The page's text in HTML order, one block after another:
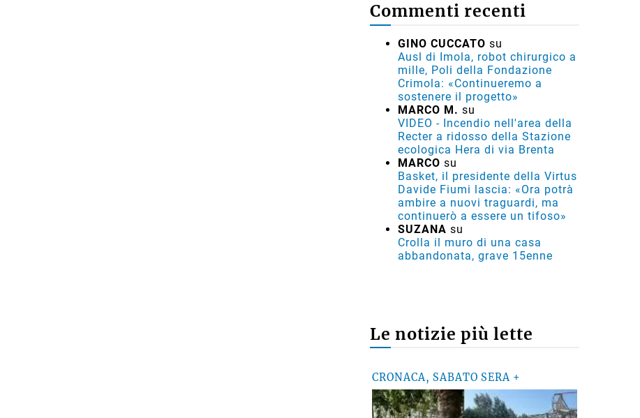
Commenti recenti
GINO CUCCATO su
Ausl di Imola, robot chirurgico a
mille, Poli della Fondazione
Crimola: «Continueremo a
sostenere il progetto»
MARCO M. su
VIDEO - Incendio nell'area della
Recter a ridosso della Stazione
ecologica Hera di via Brenta
MARCO su
Basket, il presidente della Virtus
Davide Fiumi lascia: «Ora potrà
ambire a nuovi traguardi, ma
continuerò a essere un tifoso»
SUZANA su
Crolla il muro di una casa
abbandonata, grave 15enne
Le notizie più lette
CRONACA, SABATO SERA +